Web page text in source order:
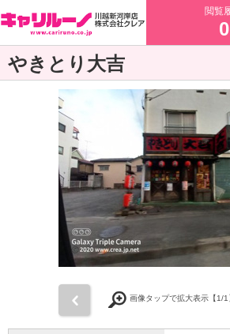
閲覧
0
やきとり大吉
画像タップで拡大表示【1/1